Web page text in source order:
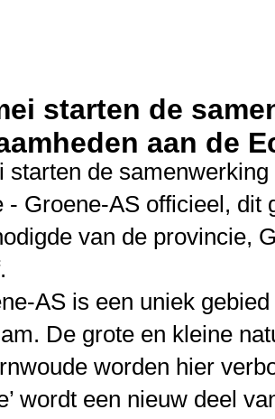
starten de
aan de
starten de
- Groene-AS officieel,
van de provincie,
AS is een uniek
De grote en kleine
worden hier
wordt een nieuw deel